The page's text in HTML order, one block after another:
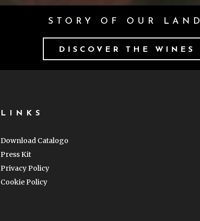
STORY OF OUR LAND
DISCOVER THE WINES
LINKS
Download Catalogo
Press Kit
Privacy Policy
Cookie Policy